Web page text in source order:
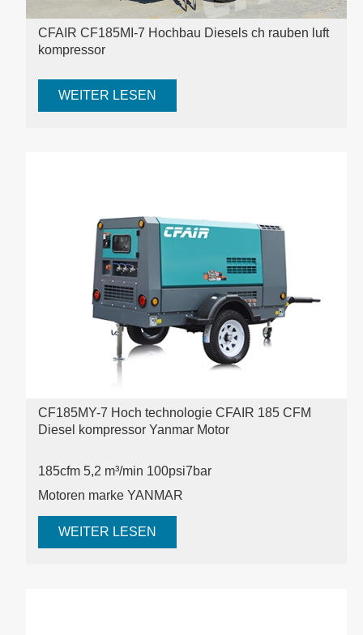
CFAIR CF185MI-7 Hochbau Diesels ch rauben luft
kompressor
WEITER LESEN
CF185MY-7 Hoch technologie CFAIR 185 CFM
Diesel kompressor Yanmar Motor
185cfm 5,2 m³/min 100psi7bar
Motoren marke YANMAR
WEITER LESEN